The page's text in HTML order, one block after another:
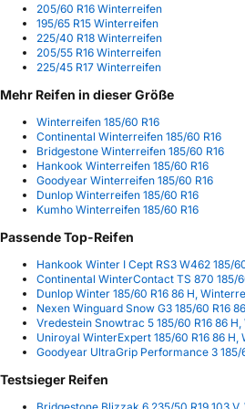
205/60 R16 Winterreifen
195/65 R15 Winterreifen
225/40 R18 Winterreifen
205/55 R16 Winterreifen
225/45 R17 Winterreifen
Mehr Reifen in dieser Größe
Winterreifen 185/60 R16
Continental Winterreifen 185/60 R16
Bridgestone Winterreifen 185/60 R16
Hankook Winterreifen 185/60 R16
Goodyear Winterreifen 185/60 R16
Dunlop Winterreifen 185/60 R16
Kumho Winterreifen 185/60 R16
Passende Top-Reifen
Hankook Winter I Cept RS3 W462 185/
Continental WinterContact TS 870 185/
Dunlop Winter 185/60 R16 86 H,
Nexen Winguard Snow G3 185/60 R16
Vredestein Snowtrac 5 185/60 R16 86
Uniroyal WinterExpert 185/60 R16 86 H,
Goodyear UltraGrip Performance 3
Testsieger Reifen